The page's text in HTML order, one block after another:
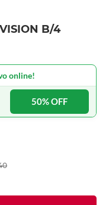
B/4
online!
50% OFF